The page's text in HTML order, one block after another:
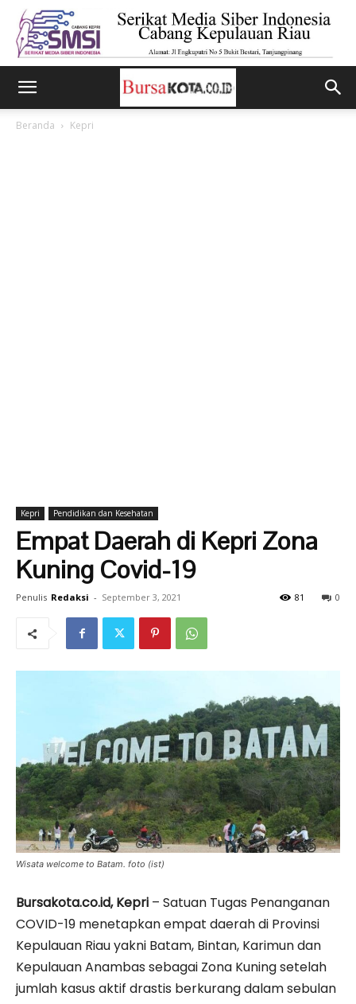
Beranda Kepri
Kepri Pendidikan dan Kesehatan
Empat Daerah di Kepri Zona
Kuning Covid-19
Penulis Redaksi - September 3, 2021 0
81
Wisata welcome to Batam. foto (ist)
Bursakota.co.id, Kepri – Satuan Tugas Penanganan
COVID-19 menetapkan empat daerah di Provinsi
Kepulauan Riau yakni Batam, Bintan, Karimun dan
Kepulauan Anambas sebagai Zona Kuning setelah
jumlah kasus aktif drastis berkurang dalam sebulan